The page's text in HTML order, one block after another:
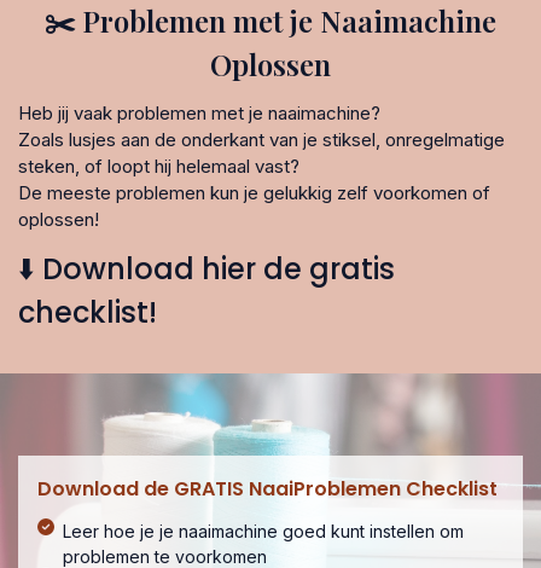
✂️ Problemen met je Naaimachine
Oplossen
Heb jij vaak problemen met je naaimachine?
Zoals lusjes aan de onderkant van je stiksel, onregelmatige
steken, of loopt hij helemaal vast?
De meeste problemen kun je gelukkig zelf voorkomen of
oplossen!
⬇️ Download hier de gratis
checklist!
Download de GRATIS NaaiProblemen Checklist
Leer hoe je je naaimachine goed kunt instellen om
problemen te voorkomen